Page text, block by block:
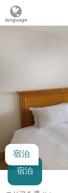
language
宿泊
宿泊